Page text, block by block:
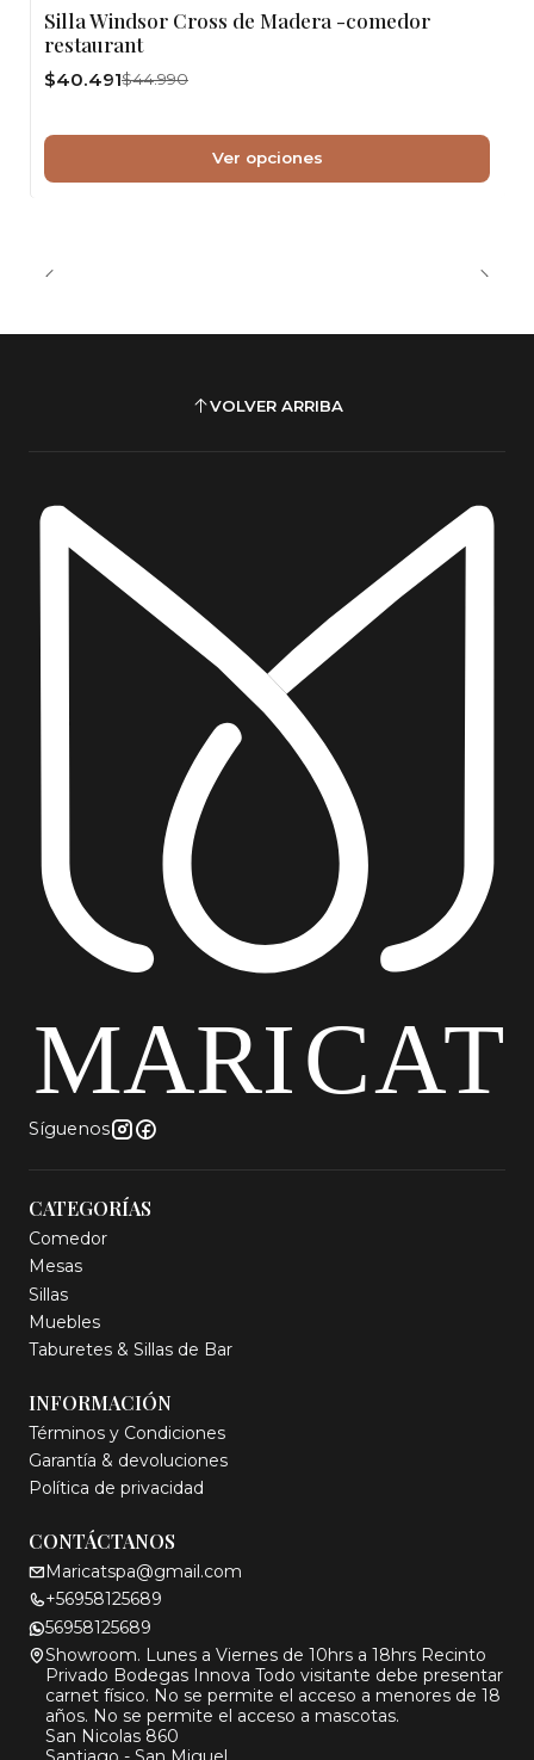
Silla Windsor Cross de Madera -comedor
restaurant
$40.491$44.990
Ver opciones
VOLVER ARRIBA
Síguenos
CATEGORÍAS
Comedor
Mesas
Sillas
Muebles
Taburetes & Sillas de Bar
INFORMACIÓN
Términos y Condiciones
Garantía & devoluciones
Política de privacidad
CONTÁCTANOS
Maricatspa@gmail.com
+56958125689
56958125689
Showroom. Lunes a Viernes de 10hrs a 18hrs Recinto
Privado Bodegas Innova Todo visitante debe presentar
carnet físico. No se permite el acceso a menores de 18
años. No se permite el acceso a mascotas.
San Nicolas 860